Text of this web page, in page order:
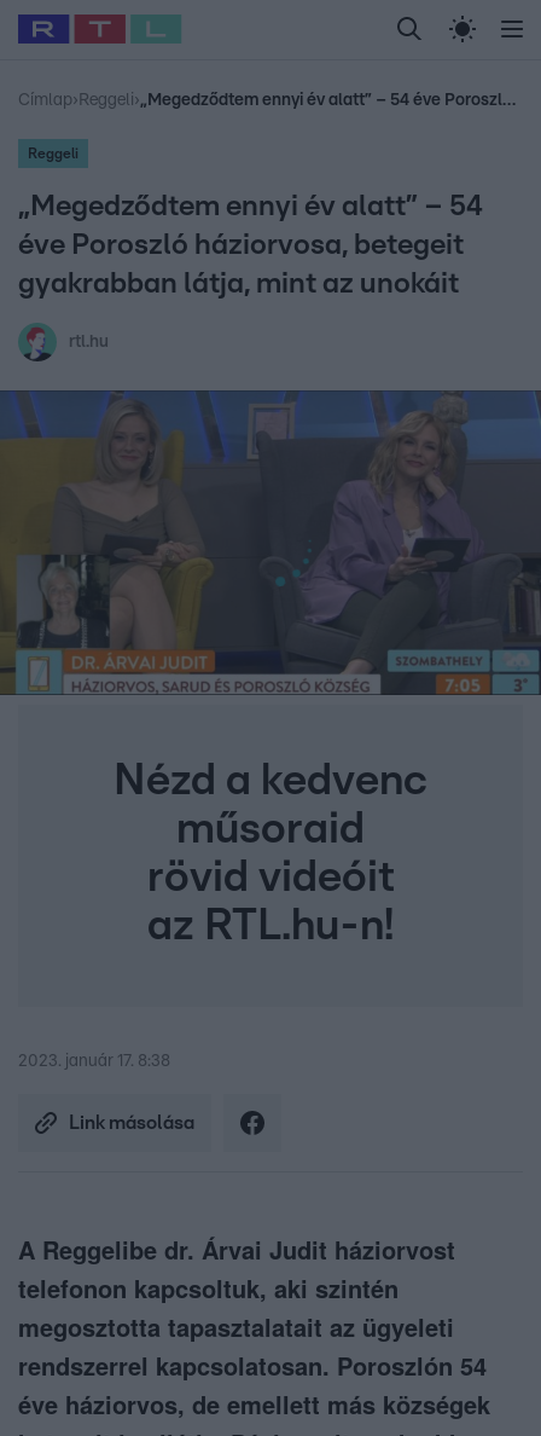
Legfrissebb RTL Híradó Randi Celeb vagyok,
Babits Marcella Most Wanted Gallusz
Címlap› Reggeli› „Megedződtem ennyi év alatt” – 54 éve Poroszló háziorvosa, betegeit gyakrabban látja, mint az unokáit
Reggeli
„Megedződtem ennyi év alatt” – 54
éve Poroszló háziorvosa, betegeit
gyakrabban látja, mint az unokáit
rtl.hu
Nézd a kedvenc
műsoraid
rövid videóit
az RTL.hu-n!
2023. január 17. 8:38
Link másolása
A Reggelibe dr. Árvai Judit háziorvost
telefonon kapcsoltuk, aki szintén
megosztotta tapasztalatait az ügyeleti
rendszerrel kapcsolatosan. Poroszlón 54
éve háziorvos, de emellett más községek